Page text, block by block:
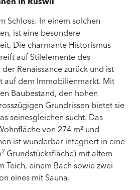
in Ruswil
Schloss: In einem solchen
ist eine besondere
Die charmante Historismus-
auf Stilelemente des
Renaissance zurück und ist
auf dem Immobilienmarkt. Mit
Baubestand, den hohen
Grundrissen bietet sie
seinesgleichen sucht. Das
von 274 m² und
ist wunderbar integriert in eine
2 Grundstücksfläche) mit altem
Teich, einem Bach sowie zwei
eines mit Sauna.